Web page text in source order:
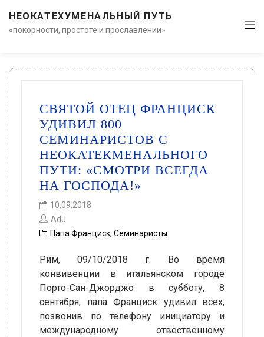
НЕОКАТЕХУМЕНАЛЬНЫЙ ПУТЬ
«покорности, простоте и прославлении»
СВЯТОЙ ОТЕЦ ФРАНЦИСК
УДИВИЛ 800
СЕМИНАРИСТОВ С
НЕОКАТЕКМЕНАЛЬНОГО
ПУТИ: «СМОТРИ ВСЕГДА
НА ГОСПОДА!»
10.09.2018
AdJ
Папа Франциск, Семинаристы
Рим, 09/10/2018 г. Во время
конвивенции в итальянском городе
Порто-Сан-Джорджо в субботу, 8
сентября, папа Франциск удивил всех,
позвонив по телефону инициатору и
международному отвественному